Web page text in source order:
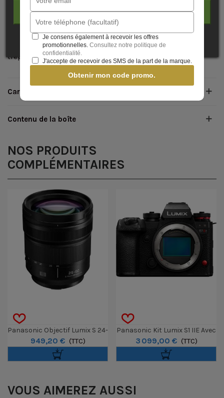
Le stabilisateur d'image Power OIS corrige l'apparence de
bougé ce qui vous permet de travailler à main levée. Vous
capturez ainsi des scènes réalistes sans avoir besoin d'un
trépied.
Caractéristiques
Contenu de la boîte
NOS PRODUITS
COMPLÉMENTAIRES
Panasonic Objectif Lumix S 24-
60mm F/2.8 - Monture L
949,20 € (TTC)
Panasonic Kit Lumix S1 IIE Avec
Objectif 24-105mm F/4
3 099,00 € (TTC)
VOUS AIMEREZ AUSSI
J'ACCEPTE
Je consens également à recevoir les offres
promotionnelles. Consultez notre politique de
confidentialité.
J'accepte de recevoir des SMS de la part de la marque.
Obtenir mon code promo.